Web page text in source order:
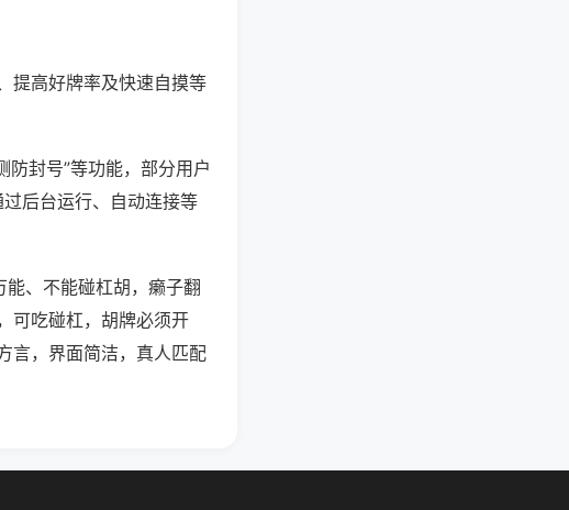
提高好牌率及快速自摸等
防封号”等功能，部分用户
过后台运行、自动连接等
、不能碰杠胡，癞子翻
可吃碰杠，胡牌必须开
言，界面简洁，真人匹配